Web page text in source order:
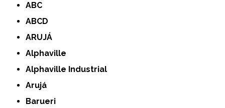
ABC
ABCD
ARUJÁ
Alphaville
Alphaville Industrial
Arujá
Barueri